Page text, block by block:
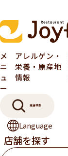
メ
ニ
ュ
ー
アレルゲン・
栄養・原産地
情報
店舗検索
Language
店舗を探す